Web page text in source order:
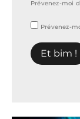
Prévenez-moi
Prévenez-